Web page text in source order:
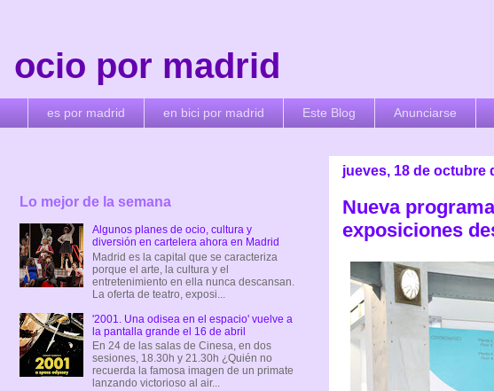
ocio por madrid
es por madrid en bici por madrid Este Blog Anunciarse
jueves, 18 de octubre
Nueva
exposiciones
Lo mejor de la semana
Algunos planes de ocio, cultura y
diversión en cartelera ahora en Madrid
Madrid es la capital que se caracteriza
porque el arte, la cultura y el
entretenimiento en ella nunca descansan.
La oferta de teatro, exposi...
'2001. Una odisea en el espacio' vuelve a
la pantalla grande el 16 de abril
En 24 de las salas de Cinesa, en dos
sesiones, 18.30h y 21.30h ¿Quién no
recuerda la famosa imagen de un primate
lanzando victorioso al air...